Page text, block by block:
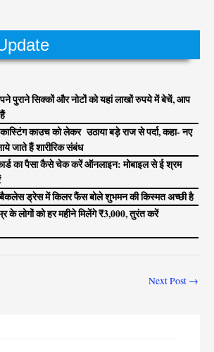
सिक्कों और नोटों को यहां लाखों रुपये में बेचें, आप
काउच को लेकर उठाया बड़े राज से पर्दा, कहा- नए
जाते हैं शारीरिक संबंध
का पैसा कैसे चेक करें ऑनलाइन: मोबाइल से ई श्रम
बैकलेस ड्रेस में किलर फैंस बोले शुभमन की किस्मत अच्छी है
के लोगों को हर महीने मिलेंगे ₹3,000, तुरंत करें
Next Post →